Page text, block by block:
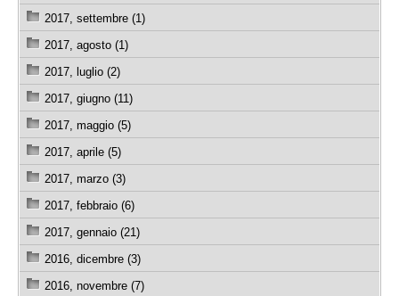
2017, settembre (1)
2017, agosto (1)
2017, luglio (2)
2017, giugno (11)
2017, maggio (5)
2017, aprile (5)
2017, marzo (3)
2017, febbraio (6)
2017, gennaio (21)
2016, dicembre (3)
2016, novembre (7)